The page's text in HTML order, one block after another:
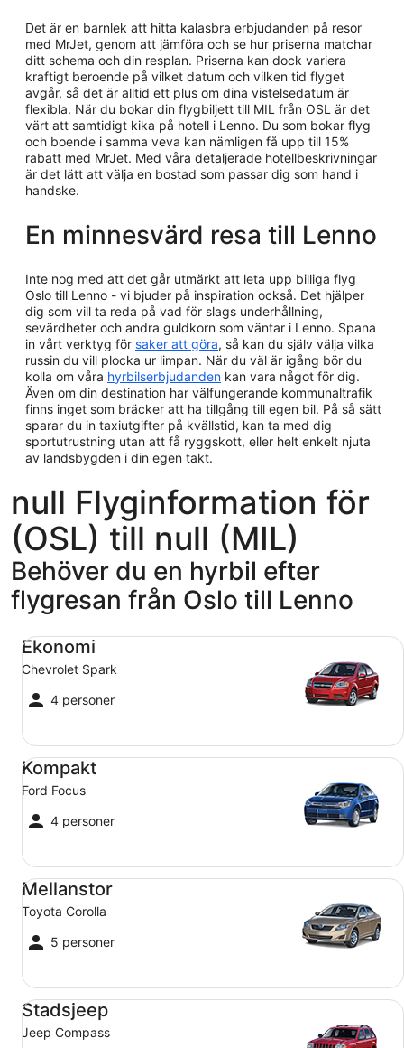
Det är en barnlek att hitta kalasbra erbjudanden på resor
med MrJet, genom att jämföra och se hur priserna matchar
ditt schema och din resplan. Priserna kan dock variera
kraftigt beroende på vilket datum och vilken tid flyget
avgår, så det är alltid ett plus om dina vistelsedatum är
flexibla. När du bokar din flygbiljett till MIL från OSL är det
värt att samtidigt kika på hotell i Lenno. Du som bokar flyg
och boende i samma veva kan nämligen få upp till 15%
rabatt med MrJet. Med våra detaljerade hotellbeskrivningar
är det lätt att välja en bostad som passar dig som hand i
handske.
En minnesvärd resa till Lenno
Inte nog med att det går utmärkt att leta upp billiga flyg
Oslo till Lenno - vi bjuder på inspiration också. Det hjälper
dig som vill ta reda på vad för slags underhållning,
sevärdheter och andra guldkorn som väntar i Lenno. Spana
in vårt verktyg för saker att göra, så kan du själv välja vilka
russin du vill plocka ur limpan. När du väl är igång bör du
kolla om våra hyrbilserbjudanden kan vara något för dig.
Även om din destination har välfungerande kommunaltrafik
finns inget som bräcker att ha tillgång till egen bil. På så sätt
sparar du in taxiutgifter på kvällstid, kan ta med dig
sportutrustning utan att få ryggskott, eller helt enkelt njuta
av landsbygden i din egen takt.
null Flyginformation för
(OSL) till null (MIL)
Behöver du en hyrbil efter
flygresan från Oslo till Lenno
Ekonomi
Chevrolet Spark
4 personer
Ekonomi Chevrolet Spark
Kompakt
Ford Focus
4 personer
Kompakt Ford Focus
Mellanstor
Toyota Corolla
5 personer
Mellanstor Toyota Corolla
Stadsjeep
Jeep Compass
Stadsjeep Jeep Compass